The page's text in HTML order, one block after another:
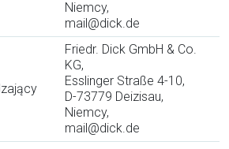
Niemcy,
mail@dick.de
Friedr. Dick GmbH & Co.
KG,
Esslinger Straße 4-10,
D-73779 Deizisau,
Niemcy,
mail@dick.de